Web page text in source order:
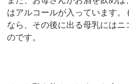
はアルコールが入っています。
なら、その後に出る母乳にはニ
のです。